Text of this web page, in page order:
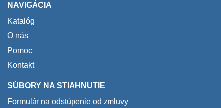
NAVIGÁCIA
Katalóg
O nás
Pomoc
Kontakt
SÚBORY NA STIAHNUTIE
Formulár na odstúpenie od zmluvy